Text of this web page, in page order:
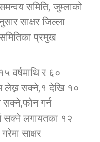
जुम्लाको सुचना
सन्देश
हिंसा
समिति, जुम्लाको
साक्षर जिल्ला
प्रमुख
वर्षमाथि र ६०
लेख्न सक्ने,१ देखि १०
गर्न
सक्ने लगायतका १२
साक्षर